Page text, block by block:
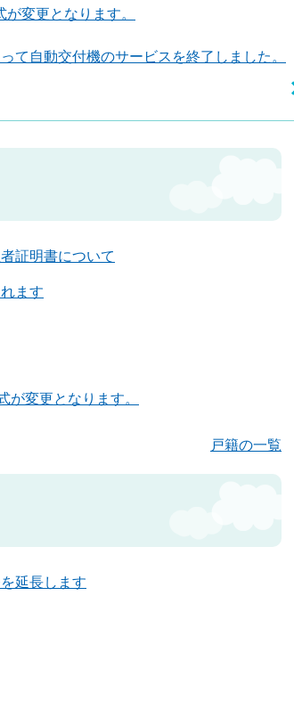
変更となります。
て自動交付機のサービスを終了しました。
証明書について
ます
が変更となります。
戸籍の一覧
延長します